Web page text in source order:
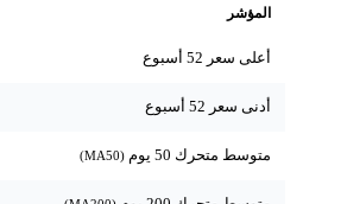
المؤشر
أعلى سعر 52 أسبوع
أدنى سعر 52 أسبوع
متوسط متحرك 50 يوم